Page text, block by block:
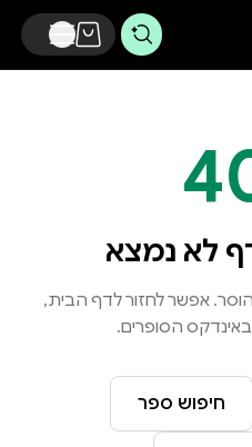
לא נמצא
הוסר. אפשר לחזור לדף הבית,
באינדקס הסופרים.
חיפוש ספר